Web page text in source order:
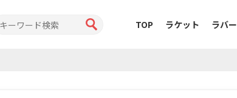
TOP ラケット ラバー